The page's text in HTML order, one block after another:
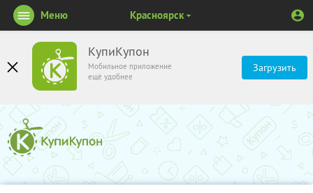
КупиКупон
Мобильное приложение
ещё удобнее
Загрузить
Меню Красноярск